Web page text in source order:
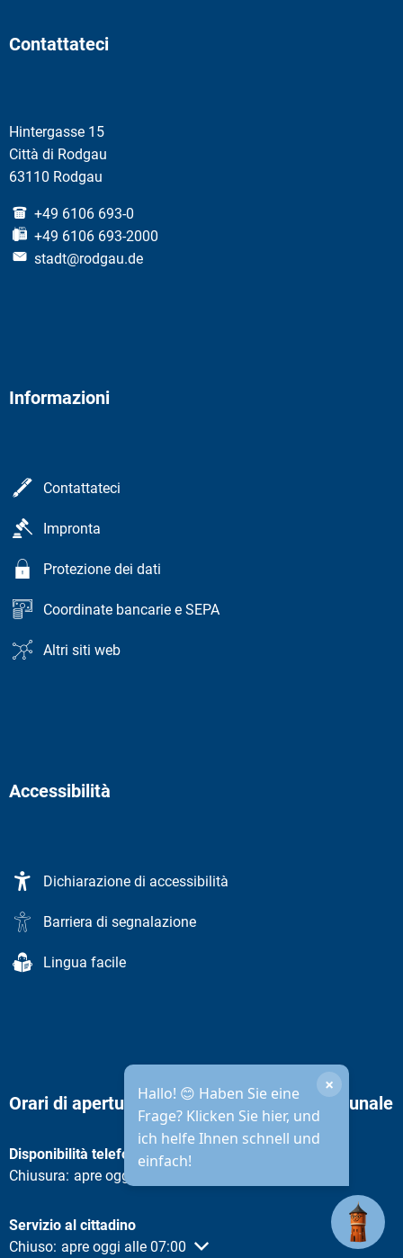
Contattateci
Hintergasse 15
Città di Rodgau
63110 Rodgau
+49 6106 693-0
+49 6106 693-2000
stadt@rodgau.de
Informazioni
Contattateci
Impronta
Protezione dei dati
Coordinate bancarie e SEPA
Altri siti web
Accessibilità
Dichiarazione di accessibilità
Barriera di segnalazione
Lingua facile
Hallo! 😊 Haben Sie eine
Frage? Klicken Sie hier, und
ich helfe Ihnen schnell und
einfach!
×
Orari di apertura dell'amministrazione comunale
Disponibilità telefonica
Fare clic per nascondere altri orari di apertura o chiusura
Chiusura: apre oggi alle 08:30
Servizio al cittadino
Fare clic per nascondere altri orari di apertura o chiusura
Chiuso: apre oggi alle 07:00